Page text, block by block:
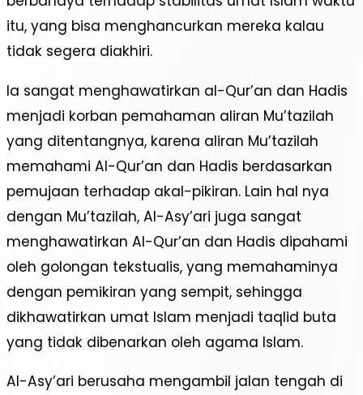
itu, yang bisa menghancurkan mereka kalau
tidak segera diakhiri.
Ia sangat menghawatirkan al-Qur’an dan Hadis
menjadi korban pemahaman aliran Mu’tazilah
yang ditentangnya, karena aliran Mu’tazilah
memahami Al-Qur’an dan Hadis berdasarkan
pemujaan terhadap akal-pikiran. Lain hal nya
dengan Mu’tazilah, Al-Asy’ari juga sangat
menghawatirkan Al-Qur’an dan Hadis dipahami
oleh golongan tekstualis, yang memahaminya
dengan pemikiran yang sempit, sehingga
dikhawatirkan umat Islam menjadi taqlid buta
yang tidak dibenarkan oleh agama Islam.
Al-Asy’ari berusaha mengambil jalan tengah di